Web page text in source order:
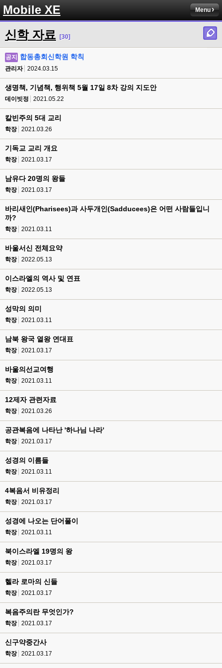
Mobile XE Menu
신학 자료 [30]
공지 합동총회신학원 학칙
관리자 2024.03.15
생명책, 기념책, 행위책 5월 17일 8차 강의 지도안
데이빗정 2021.05.22
칼빈주의 5대 교리
학장 2021.03.26
기독교 교리 개요
학장 2021.03.17
남유다 20명의 왕들
학장 2021.03.17
바리새인(Pharisees)과 사두개인(Sadducees)은 어떤 사람들입니
까?
학장 2021.03.11
바울서신 전체요약
학장 2022.05.13
이스라엘의 역사 및 연표
학장 2022.05.13
성막의 의미
학장 2021.03.11
남북 왕국 열왕 연대표
학장 2021.03.17
바울의선교여행
학장 2021.03.11
12제자 관련자료
학장 2021.03.26
공관복음에 나타난 '하나님 나라'
학장 2021.03.17
성경의 이름들
학장 2021.03.11
4복음서 비유정리
학장 2021.03.17
성경에 나오는 단어풀이
학장 2021.03.11
북이스라엘 19명의 왕
학장 2021.03.17
헬라 로마의 신들
학장 2021.03.17
복음주의란 무엇인가?
학장 2021.03.17
신구약중간사
학장 2021.03.17